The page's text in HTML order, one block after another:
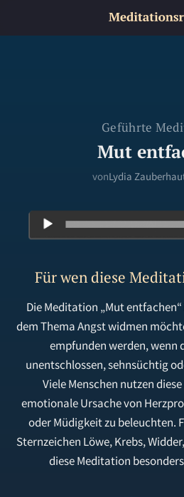
Geführte
Mut
vonLydia
Für wen diese
Die Meditation „Mut
dem Thema Angst widmen
empfunden werden, wenn
unentschlossen, sehnsüchtig
Viele Menschen nutzen
emotionale Ursache von
oder Müdigkeit zu beleuchten.
Sternzeichen Löwe, Krebs,
diese Meditation